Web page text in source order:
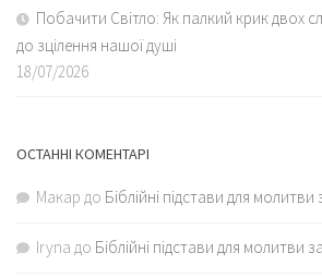
Побачити Світло: Як палкий крик двох
до зцілення нашої душі
18/07/2026
ОСТАННІ КОМЕНТАРІ
Макар до Біблійні підстави для
Iryna до Біблійні підстави для молитви